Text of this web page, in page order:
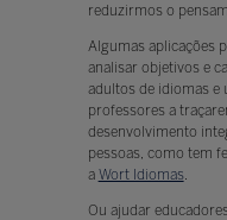
reduzirmos o
Algumas aplicações
analisar objetivos e
adultos de idiomas e
professores a
desenvolvimento
pessoas, como tem
a Wort Idiomas.
Ou ajudar